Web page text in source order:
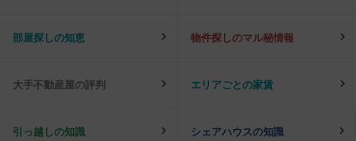
部屋探しの知恵 物件探しのマル秘情報
大手不動産屋の評判 エリアごとの家賃
引っ越しの知識 シェアハウスの知識